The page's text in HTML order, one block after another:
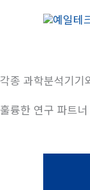
건
뛰
각종 과학분석기기
훌륭한 연구 파트너